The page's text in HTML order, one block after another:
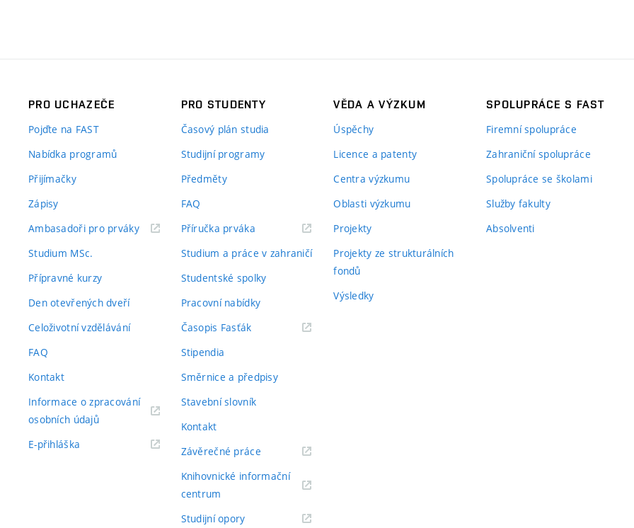
PRO UCHAZEČE
Pojďte na FAST
Nabídka programů
Přijímačky
Zápisy
Ambasadoři pro prváky(externí
Studium MSc.
Přípravné kurzy
Den otevřených dveří
Celoživotní vzdělávání
FAQ
Kontakt
Informace o zpracování
osobních údajů(externí
E-přihláška
PRO STUDENTY
Časový plán studia
Studijní programy
Předměty
FAQ
Příručka prváka(externí
Studium a práce v zahraničí
Studentské spolky
Pracovní nabídky
Časopis Fasťák(externí
Stipendia
Směrnice a předpisy
Stavební slovník
Kontakt
Závěrečné práce(externí
Knihovnické informační
centrum
Studijní opory(externí
VĚDA A VÝZKUM
Úspěchy
Licence a patenty
Centra výzkumu
Oblasti výzkumu
Projekty
Projekty ze strukturálních
fondů
Výsledky
SPOLUPRÁCE S FAST
Firemní spolupráce
Zahraniční spolupráce
Spolupráce se školami
Služby fakulty
Absolventi